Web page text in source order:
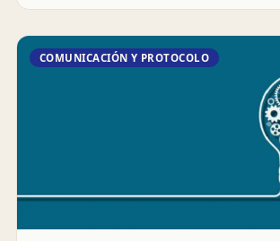
COMUNICACIÓN Y PROTOCOLO